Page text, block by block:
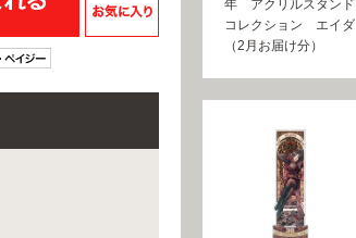
年 アクリルスタンド
コレクション エイダ
（2月お届け分）